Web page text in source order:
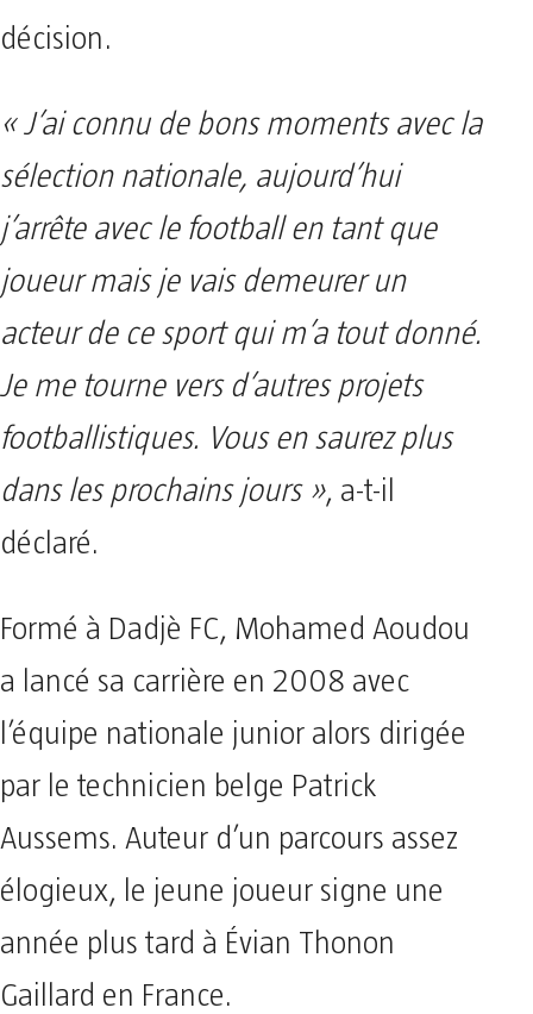
décision.
« J’ai connu de bons moments avec la
sélection nationale, aujourd’hui
j’arrête avec le football en tant que
joueur mais je vais demeurer un
acteur de ce sport qui m’a tout donné.
Je me tourne vers d’autres projets
footballistiques. Vous en saurez plus
dans les prochains jours », a-t-il
déclaré.
Formé à Dadjè FC, Mohamed Aoudou
a lancé sa carrière en 2008 avec
l’équipe nationale junior alors dirigée
par le technicien belge Patrick
Aussems. Auteur d’un parcours assez
élogieux, le jeune joueur signe une
année plus tard à Évian Thonon
Gaillard en France.